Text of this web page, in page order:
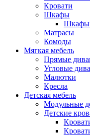
Кровати
Шкафы
Матрасы
Комоды
Мягкая мебель
Прямые
Угловые
Малютки
Кресла
Детская мебель
Модульные
Детские